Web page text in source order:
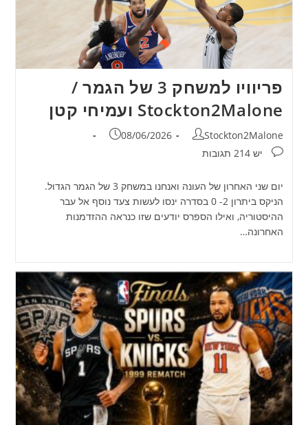
פריוויו למשחק 3 של הגמר /
Stockton2Malone ועמיחי קטן
מחבר:
Stockton2Malone פורסם:
08/06/2026
תגובות:
יש 214 תגובות
יום שני האחרון של העונה ואנחנו במשחק 3 של הגמר הגדול.
הניקס ביתרון 2- 0 בסדרה ינסו לעשות צעד נוסף אל עבר
ההיסטוריה, ואילו הספרס יודעים שזו כנראה ההזדמנות
האחרונה…